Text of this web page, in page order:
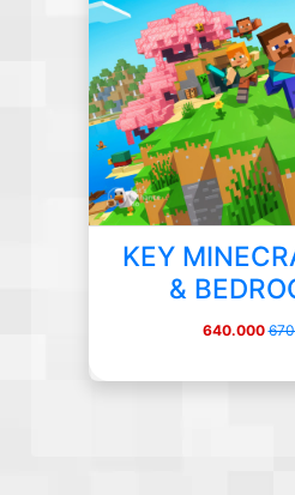
KEY
&
640.000